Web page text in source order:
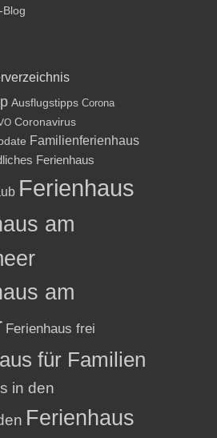
Blog
Ausflugstipps Corona
Coronavirus
Familienferienhaus
Ferienhaus
Ferienhaus
am
am
Ferienhaus frei
für Familien
in den
Ferienhaus